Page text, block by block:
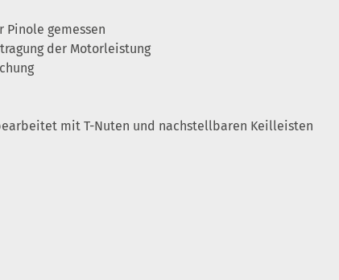
Pinole gemessen
der Motorleistung
mit T-Nuten und nachstellbaren Keilleisten